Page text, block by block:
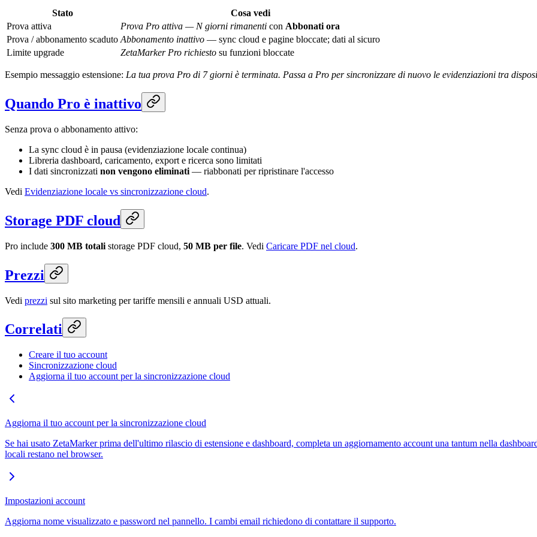
Stato
Cosa vedi
Prova attiva
Prova Pro attiva — N giorni rimanenti con Abbonati ora
Prova / abbonamento scaduto Abbonamento inattivo — sync cloud e pagine bloccate; dati al sicuro
Limite upgrade
ZetaMarker Pro richiesto su funzioni bloccate
Esempio messaggio estensione: La tua prova Pro di 7 giorni è terminata. Passa a Pro per sincronizzare di nuovo le evidenziazioni tra
Quando Pro è inattivo
Senza prova o abbonamento attivo:
La sync cloud è in pausa (evidenziazione locale continua)
Libreria dashboard, caricamento, export e ricerca sono limitati
I dati sincronizzati non vengono eliminati — riabbonati per ripristinare l'accesso
Vedi Evidenziazione locale vs sincronizzazione cloud.
Storage PDF cloud
Pro include 300 MB totali storage PDF cloud, 50 MB per file. Vedi Caricare PDF nel cloud.
Prezzi
Vedi prezzi sul sito marketing per tariffe mensili e annuali USD attuali.
Correlati
Creare il tuo account
Sincronizzazione cloud
Aggiorna il tuo account per la sincronizzazione cloud
Aggiorna il tuo account per la sincronizzazione cloud
Se hai usato ZetaMarker prima dell'ultimo rilascio di estensione e dashboard, completa un aggiornamento account una tantum nella
locali restano nel browser.
Impostazioni account
Aggiorna nome visualizzato e password nel pannello. I cambi email richiedono di contattare il supporto.